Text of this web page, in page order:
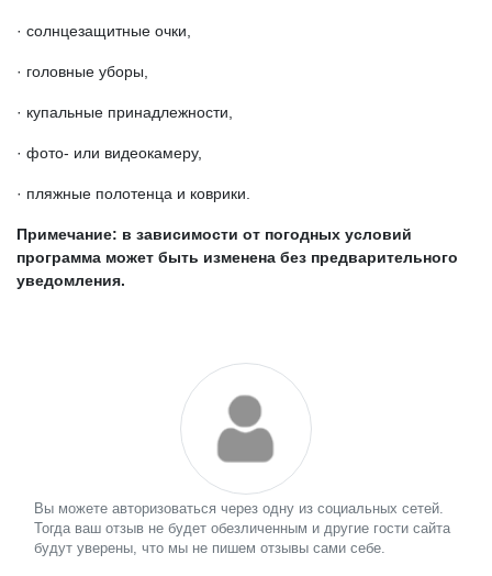
· солнцезащитные очки,
· головные уборы,
· купальные принадлежности,
· фото- или видеокамеру,
· пляжные полотенца и коврики.
Примечание: в зависимости от погодных условий
программа может быть изменена без предварительного
уведомления.
Вы можете авторизоваться через одну из социальных сетей.
Тогда ваш отзыв не будет обезличенным и другие гости сайта
будут уверены, что мы не пишем отзывы сами себе.